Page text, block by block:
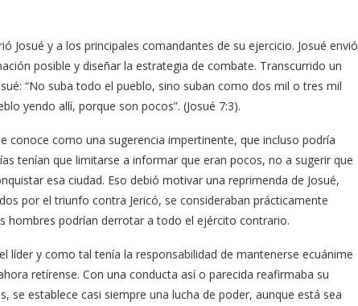
Josué y a los principales comandantes de su ejercicio. Josué envió
posible y diseñar la estrategia de combate. Transcurrido un
“No suba todo el pueblo, sino suban como dos mil o tres mil
yendo allí, porque son pocos”. (Josué 7:3).
conoce como una sugerencia impertinente, que incluso podría
tenían que limitarse a informar que eran pocos, no a sugerir que
esa ciudad. Eso debió motivar una reprimenda de Josué,
por el triunfo contra Jericó, se consideraban prácticamente
hombres podrían derrotar a todo el ejército contrario.
líder y como tal tenía la responsabilidad de mantenerse ecuánime
retírense. Con una conducta así o parecida reafirmaba su
se establece casi siempre una lucha de poder, aunque está sea